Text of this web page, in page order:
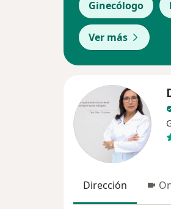
Ginecólogo
Ver más
Dirección